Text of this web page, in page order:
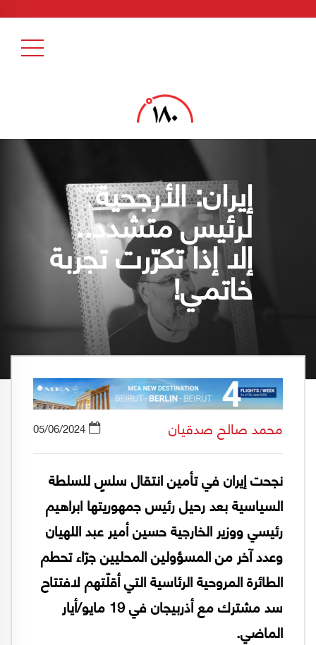
إيران: الأرجحية
لرئيس متشدد..
إلا إذا تكرّرت تجربة
خاتمي!
محمد صالح صدقيان 05/06/2024
نجحت إيران في تأمين انتقال سلسٍ للسلطة
السياسية بعد رحيل رئيس جمهوريتها ابراهيم
رئيسي ووزير الخارجية حسين أمير عبد اللهيان
وعدد آخر من المسؤولين المحليين جرّاء تحطم
الطائرة المروحية الرئاسية التي أقلّتهم لافتتاح
سد مشترك مع أذربيجان في 19 مايو/أيار
الماضي.